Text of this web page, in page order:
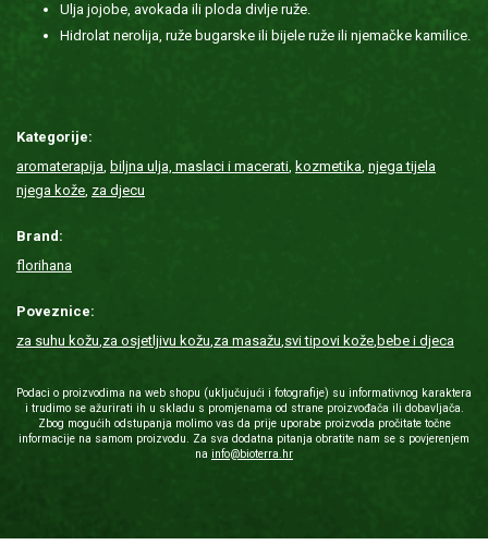
Ulja jojobe, avokada ili ploda divlje ruže.
Hidrolat nerolija, ruže bugarske ili bijele ruže ili njemačke kamilice.
Kategorije:
aromaterapija, biljna ulja, maslaci i macerati, kozmetika, njega tijela
njega kože, za djecu
Brand:
florihana
Poveznice:
za suhu kožu,za osjetljivu kožu,za masažu,svi tipovi kože, bebe i djeca
Podaci o proizvodima na web shopu (uključujući i fotografije) su informativnog karaktera
i trudimo se ažurirati ih u skladu s promjenama od strane proizvođača ili dobavljača.
Zbog mogućih odstupanja molimo vas da prije uporabe proizvoda pročitate točne
informacije na samom proizvodu. Za sva dodatna pitanja obratite nam se s povjerenjem
na info@bioterra.hr